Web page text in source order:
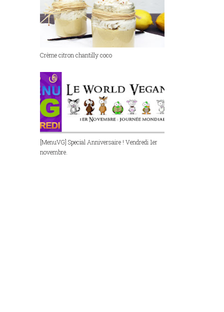
Crème citron chantilly coco
[MenuVG] Special Anniversaire ! Vendredi 1er
novembre.